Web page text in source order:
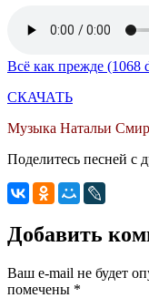
Всё как прежде (1068
СКАЧАТЬ
Музыка Натальи
Поделитесь песней с
Добавить
Ваш e-mail не будет
помечены *